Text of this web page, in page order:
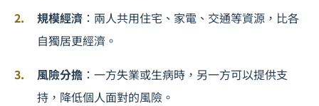
規模經濟 ：兩人共用住宅、家電、交通等資源，比各
自獨居更經濟。
風險分擔 ：一方失業或生病時，另一方可以提供支
持，降低個人面對的風險。